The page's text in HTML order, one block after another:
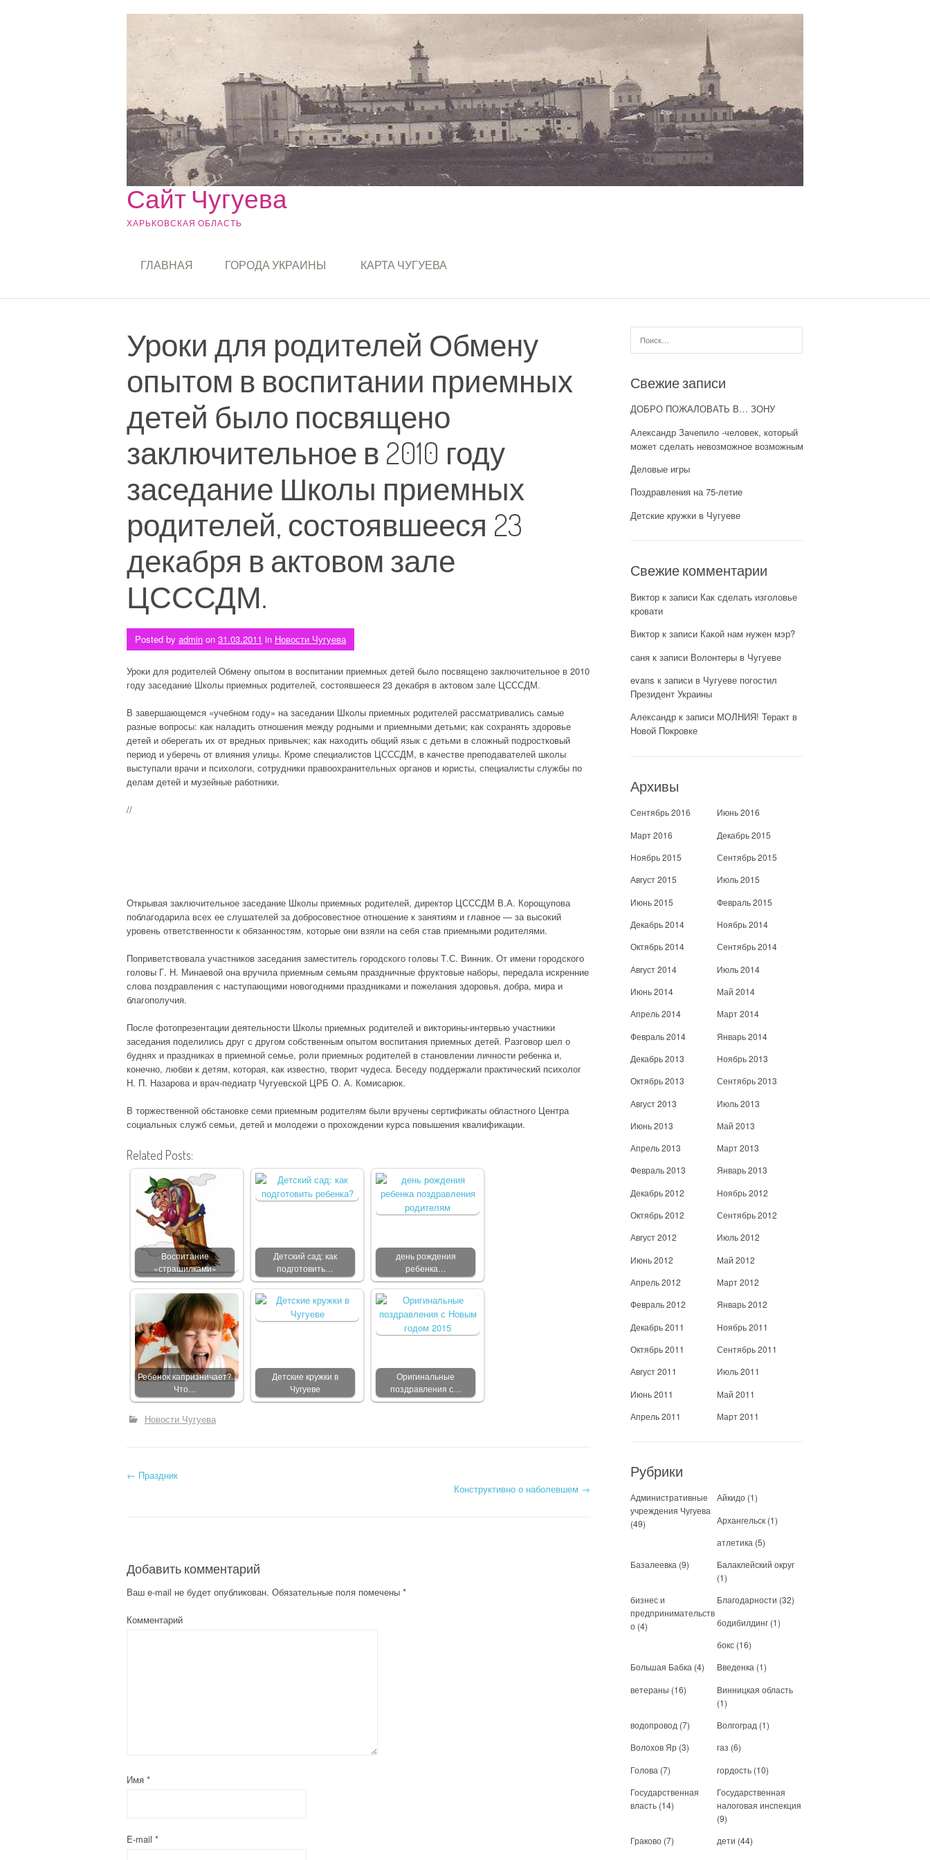
Сайт Чугуева
ХАРЬКОВСКАЯ ОБЛАСТЬ
ГЛАВНАЯ ГОРОДА УКРАИНЫ КАРТА ЧУГУЕВА
Уроки для родителей Обмену
опытом в воспитании приемных
детей было посвящено
заключительное в 2010 году
заседание Школы приемных
родителей, состоявшееся 23
декабря в актовом зале
ЦСССДМ.
Posted by admin on 31.03.2011 in Новости Чугуева
Уроки для родителей Обмену опытом в воспитании приемных детей было посвящено заключительное в 2010
году заседание Школы приемных родителей, состоявшееся 23 декабря в актовом зале ЦСССДМ.
В завершающемся «учебном году» на заседании Школы приемных родителей рассматривались самые
разные вопросы: как наладить отношения между родными и приемными детьми; как сохранять здоровье
детей и оберегать их от вредных привычек; как находить общий язык с детьми в сложный подростковый
период и уберечь от влияния улицы. Кроме специалистов ЦСССДМ, в качестве преподавателей школы
выступали врачи и психологи, сотрудники правоохранительных органов и юристы, специалисты службы по
делам детей и музейные работники.
//
Открывая заключительное заседание Школы приемных родителей, директор ЦСССДМ В.А. Корощупова
поблагодарила всех ее слушателей за добросовестное отношение к занятиям и главное — за высокий
уровень ответственности к обязанностям, которые они взяли на себя став приемными родителями.
Поприветствовала участников заседания заместитель городского головы Т.С. Винник. От имени городского
головы Г. Н. Минаевой она вручила приемным семьям праздничные фруктовые наборы, передала искренние
слова поздравления с наступающими новогодними праздниками и пожелания здоровья, добра, мира и
благополучия.
После фотопрезентации деятельности Школы приемных родителей и викторины-интервью участники
заседания поделились друг с другом собственным опытом воспитания приемных детей. Разговор шел о
буднях и праздниках в приемной семье, роли приемных родителей в становлении личности ребенка и,
конечно, любви к детям, которая, как известно, творит чудеса. Беседу поддержали практический психолог
Н. П. Назарова и врач-педиатр Чугуевской ЦРБ О. А. Комисарюк.
В торжественной обстановке семи приемным родителям были вручены сертификаты областного Центра
социальных служб семьи, детей и молодежи о прохождении курса повышения квалификации.
Related Posts:
Воспитание
«страшилками»
Детский сад: как
подготовить…
день рождения
ребенка…
Ребенок капризничает?
Что…
Детские кружки в
Чугуеве
Оригинальные
поздравления с…
Новости Чугуева
Post navigation
← Праздник
Конструктивно о наболевшем →
Добавить комментарий
Ваш e-mail не будет опубликован. Обязательные поля помечены *
Комментарий
Имя *
E-mail *
Свежие записи
ДОБРО ПОЖАЛОВАТЬ В… ЗОНУ
Александр Зачепило -человек, который
может сделать невозможное возможным
Деловые игры
Поздравления на 75-летие
Детские кружки в Чугуеве
Свежие комментарии
Виктор к записи Как сделать изголовье
кровати
Виктор к записи Какой нам нужен мэр?
саня к записи Волонтеры в Чугуеве
evans к записи в Чугуеве погостил
Президент Украины
Александр к записи МОЛНИЯ! Теракт в
Новой Покровке
Архивы
Сентябрь 2016
Июнь 2016
Март 2016
Декабрь 2015
Ноябрь 2015
Сентябрь 2015
Август 2015
Июль 2015
Июнь 2015
Февраль 2015
Декабрь 2014
Ноябрь 2014
Октябрь 2014
Сентябрь 2014
Август 2014
Июль 2014
Июнь 2014
Май 2014
Апрель 2014
Март 2014
Февраль 2014
Январь 2014
Декабрь 2013
Ноябрь 2013
Октябрь 2013
Сентябрь 2013
Август 2013
Июль 2013
Июнь 2013
Май 2013
Апрель 2013
Март 2013
Февраль 2013
Январь 2013
Декабрь 2012
Ноябрь 2012
Октябрь 2012
Сентябрь 2012
Август 2012
Июль 2012
Июнь 2012
Май 2012
Апрель 2012
Март 2012
Февраль 2012
Январь 2012
Декабрь 2011
Ноябрь 2011
Октябрь 2011
Сентябрь 2011
Август 2011
Июль 2011
Июнь 2011
Май 2011
Апрель 2011
Март 2011
Рубрики
Административные
учреждения Чугуева
(49)
Айкидо (1)
Архангельск (1)
атлетика (5)
Базалеевка (9)
Балаклейский округ
(1)
бизнес и
предпринимательств
о (4)
Благодарности (32)
бодибилдинг (1)
бокс (16)
Большая Бабка (4) Введенка (1)
ветераны (16)
Винницкая область
(1)
водопровод (7) Волгоград (1)
Волохов Яр (3) газ (6)
Голова (7) гордость (10)
Государственная
власть (14)
Государственная
налоговая инспекция
(9)
Граково (7) дети (44)